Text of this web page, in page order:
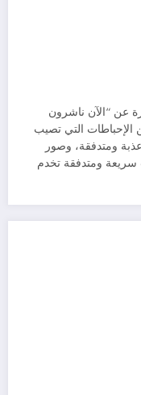
عن “الآن ناشرون
الإحباطات التي تصيب
ومتدفقة، وصور
سريعة ومتدفقة تخدم